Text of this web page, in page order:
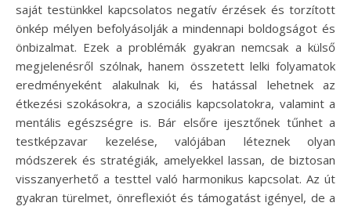
saját testünkkel kapcsolatos negatív érzések és torzított
önkép mélyen befolyásolják a mindennapi boldogságot és
önbizalmat. Ezek a problémák gyakran nemcsak a külső
megjelenésről szólnak, hanem összetett lelki folyamatok
eredményeként alakulnak ki, és hatással lehetnek az
étkezési szokásokra, a szociális kapcsolatokra, valamint a
mentális egészségre is. Bár elsőre ijesztőnek tűnhet a
testképzavar kezelése, valójában léteznek olyan
módszerek és stratégiák, amelyekkel lassan, de biztosan
visszanyerhető a testtel való harmonikus kapcsolat. Az út
gyakran türelmet, önreflexiót és támogatást igényel, de a